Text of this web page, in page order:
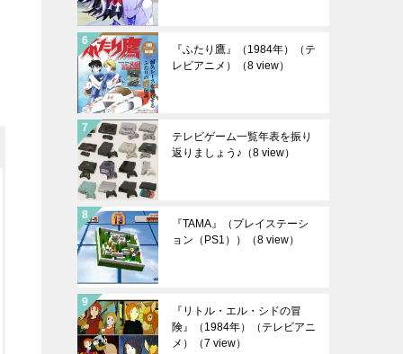
『ふたり鷹』（1984年）（テ
レビアニメ）
（8 view）
テレビゲーム一覧年表を振り
返りましょう♪ （8 view）
『TAMA』（プレイステーシ
ョン（PS1））
（8 view）
『リトル・エル・シドの冒
険』（1984年）（テレビアニ
メ）
（7 view）